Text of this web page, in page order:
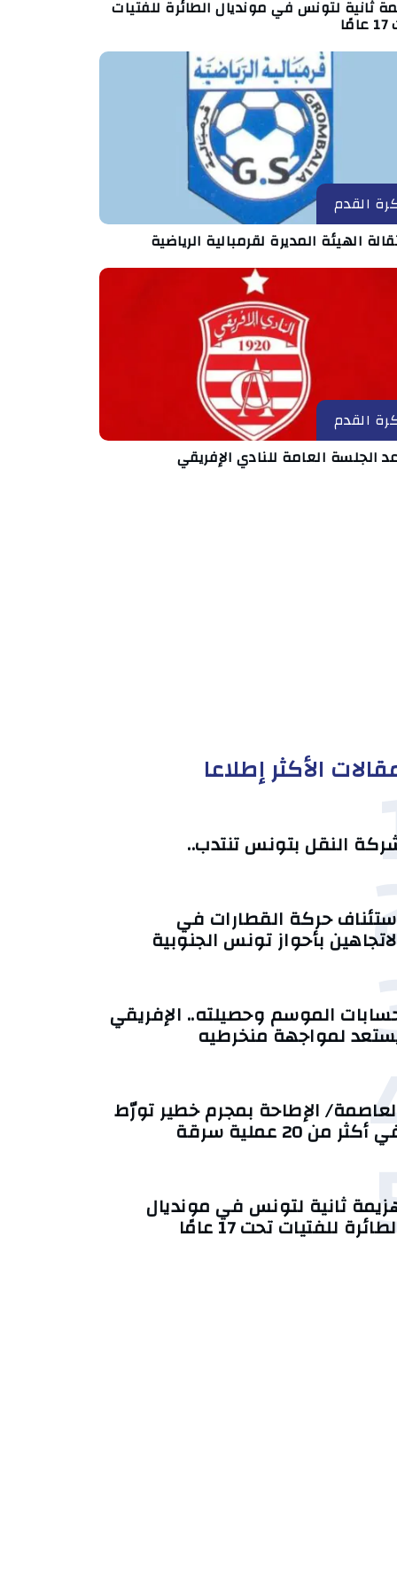
ثانية لتونس في مونديال الطائرة للفتيات
القدم
الهيئة المديرة لقرمبالية الرياضية
القدم
الجلسة العامة للنادي الإفريقي
الأكثر إطلاعا
النقل بتونس تنتدب..
حركة القطارات في
بأحواز تونس الجنوبية
الموسم وحصيلته.. الإفريقي
لمواجهة منخرطيه
الإطاحة بمجرم خطير تورّط
أكثر من 20 عملية سرقة
ثانية لتونس في مونديال
للفتيات تحت 17 عامًا